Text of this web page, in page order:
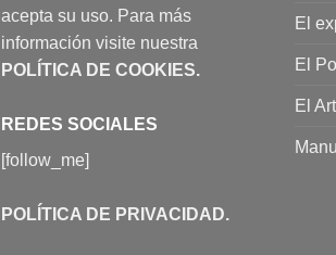
acepta su uso. Para más
información visite nuestra
POLÍTICA DE COOKIES.
REDES SOCIALES
[follow_me]
POLÍTICA DE PRIVACIDAD.
El
El
El